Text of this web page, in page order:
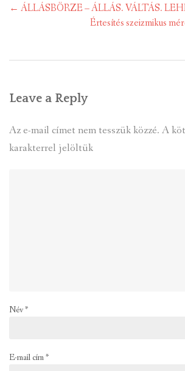
TELEPÜLÉSIKÉPVISELŐI
Post
← ÁLLÁSBÖRZE – ÁLLÁS. VÁLTÁS.
Értesítés szeizmikus
Leave a Reply
Az e-mail címet nem tesszük közzé. A
karakterrel jelöltük
Név*
E-mail cím*